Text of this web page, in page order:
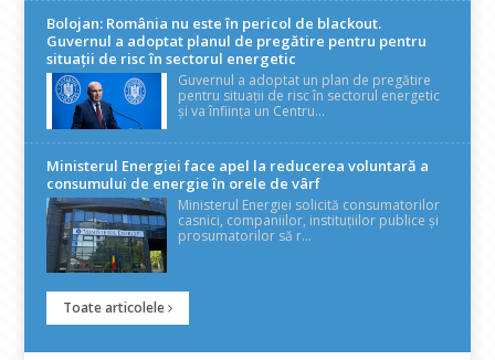
Bolojan: România nu este în pericol de blackout.
Guvernul a adoptat planul de pregătire pentru pentru
situații de risc în sectorul energetic
Guvernul a adoptat un plan de pregătire
pentru situații de risc în sectorul energetic
și va înființa un Centru...
Ministerul Energiei face apel la reducerea voluntară a
consumului de energie în orele de vârf
Ministerul Energiei solicită consumatorilor
casnici, companiilor, instituțiilor publice și
prosumatorilor să r...
Toate articolele